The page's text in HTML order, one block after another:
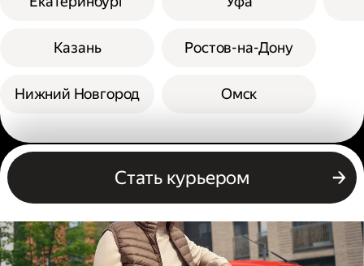
Казань
Нижний Новгород
Ростов-на-Дону
Омск
Стать курьером
Другие профессии